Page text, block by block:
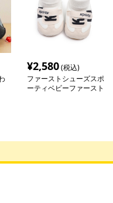
¥2,580(税込)
ファーストシューズスポ
ーティベビーファースト